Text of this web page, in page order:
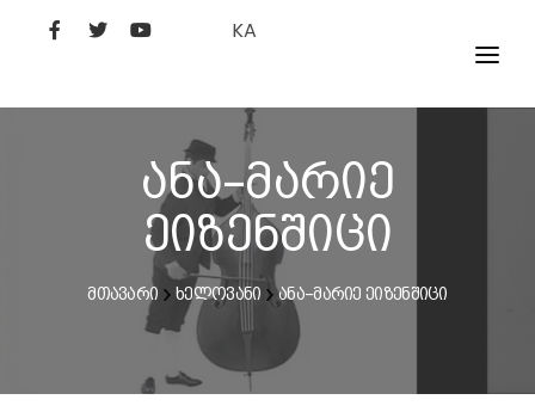
KA
ᲤᲘᲚᲛᲔᲑᲘ
ᲮᲔᲚᲝᲕᲐᲜᲘ
ᲙᲘᲜᲝᲡᲢᲣᲓᲘᲐ
ᲙᲘᲜᲝᲐᲙᲐᲓᲔᲛᲘᲐ
ანა–მარიე
ეიზენშიცი
მთავარი ხელოვანი ანა–მარიე ეიზენშიცი